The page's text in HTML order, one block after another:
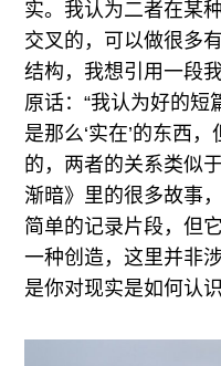
实。我认为二者在某
交叉的，可以做很多
结构，我想引用一段
原话：“我认为好的短
是那么‘实在’的东西
的，两者的关系类似
渐暗》里的很多故事
简单的记录片段，但
一种创造，这里并非
是你对现实是如何认